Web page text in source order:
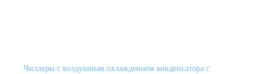
Чиллеры с воздушным охлаждением конденсатора с